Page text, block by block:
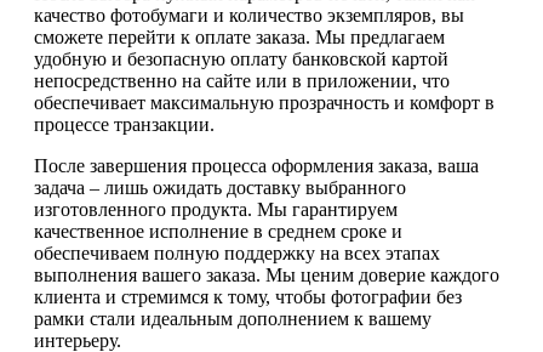
качество фотобумаги и количество экземпляров, вы
сможете перейти к оплате заказа. Мы предлагаем
удобную и безопасную оплату банковской картой
непосредственно на сайте или в приложении, что
обеспечивает максимальную прозрачность и комфорт в
процессе транзакции.
После завершения процесса оформления заказа, ваша
задача – лишь ожидать доставку выбранного
изготовленного продукта. Мы гарантируем
качественное исполнение в среднем сроке и
обеспечиваем полную поддержку на всех этапах
выполнения вашего заказа. Мы ценим доверие каждого
клиента и стремимся к тому, чтобы фотографии без
рамки стали идеальным дополнением к вашему
интерьеру.